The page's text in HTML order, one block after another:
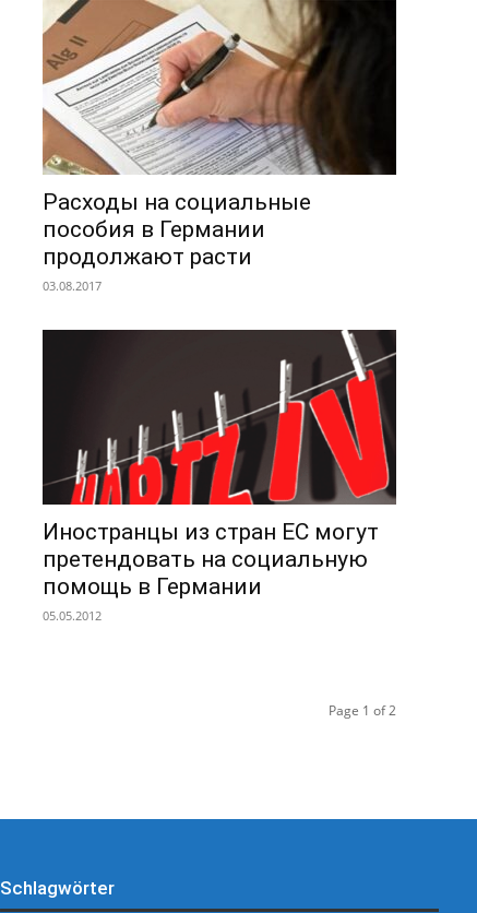
Расходы на социальные
пособия в Германии
продолжают расти
03.08.2017
Иностранцы из стран ЕС могут
претендовать на социальную
помощь в Германии
05.05.2012
Page 1 of 2
Schlagwörter